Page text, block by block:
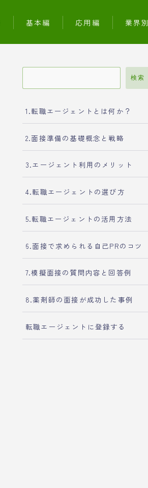
基本編 応用編 業界別
検索
1.転職エージェントとは何か？
2.面接準備の基礎概念と戦略
3.エージェント利用のメリット
4.転職エージェントの選び方
5.転職エージェントの活用方法
6.面接で求められる自己PRのコツ
7.模擬面接の質問内容と回答例
8.薬剤師の面接が成功した事例
転職エージェントに登録する